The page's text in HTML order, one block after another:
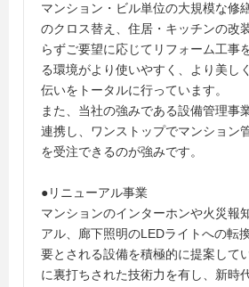
マンション・ビル単位の大規模な修
のクロス替え、住居・キッチンの改
らずご要望に応じてリフォーム工事
る環境がより使いやすく、より美し
伝いをトータルに行っています。
また、当社の強みである設備管理事
連携し、ワンストップでマンション
を受注できるのが強みです。
●リニューアル事業
マンションのインターホンや火災報
アル、廊下照明のLEDライトへの転
要とされる設備を積極的に提案して
に裏打ちされた技術力を有し、新時